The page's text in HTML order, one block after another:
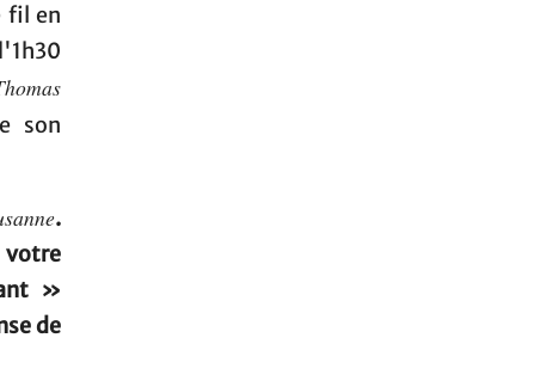
fil en
son
.
votre
»
de